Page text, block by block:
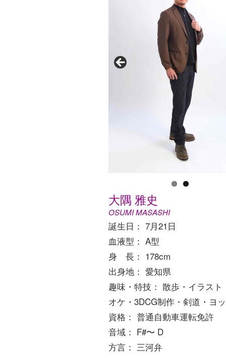
大隅 雅史
OSUMI MASASHI
誕生日： 7月21日
血液型： A型
身 長： 178cm
出身地： 愛知県
趣味・特技： 散歩・イラスト
オケ・3DCG制作・剣道・ヨ
資格： 普通自動車運転免許
音域： F#〜 D
方言： 三河弁